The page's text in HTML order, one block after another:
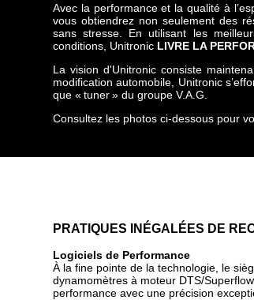
Avec la performance et la qualité à
vous obtiendrez non seulement des
sans stresse. En utilisant les
conditions, Unitronic LIVRE LA
La vision d'Unitronic consiste
modification automobile, Unitronic
que « tuner » du groupe V.A.G.
Consultez les photos ci-dessous pour
PRATIQUES INÉGALÉES DE
Logiciels de Performance
À la fine pointe de la technologie, le
dynamomètres à moteur DTS/
performance avec une précision